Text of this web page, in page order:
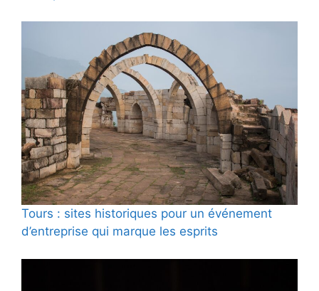
Tours : sites historiques pour un événement
d’entreprise qui marque les esprits